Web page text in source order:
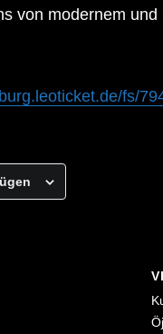
von modernem
fs/